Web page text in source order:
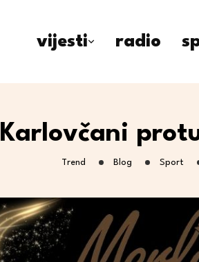
vijesti radio
Karlovčani
Trend Blog Sport